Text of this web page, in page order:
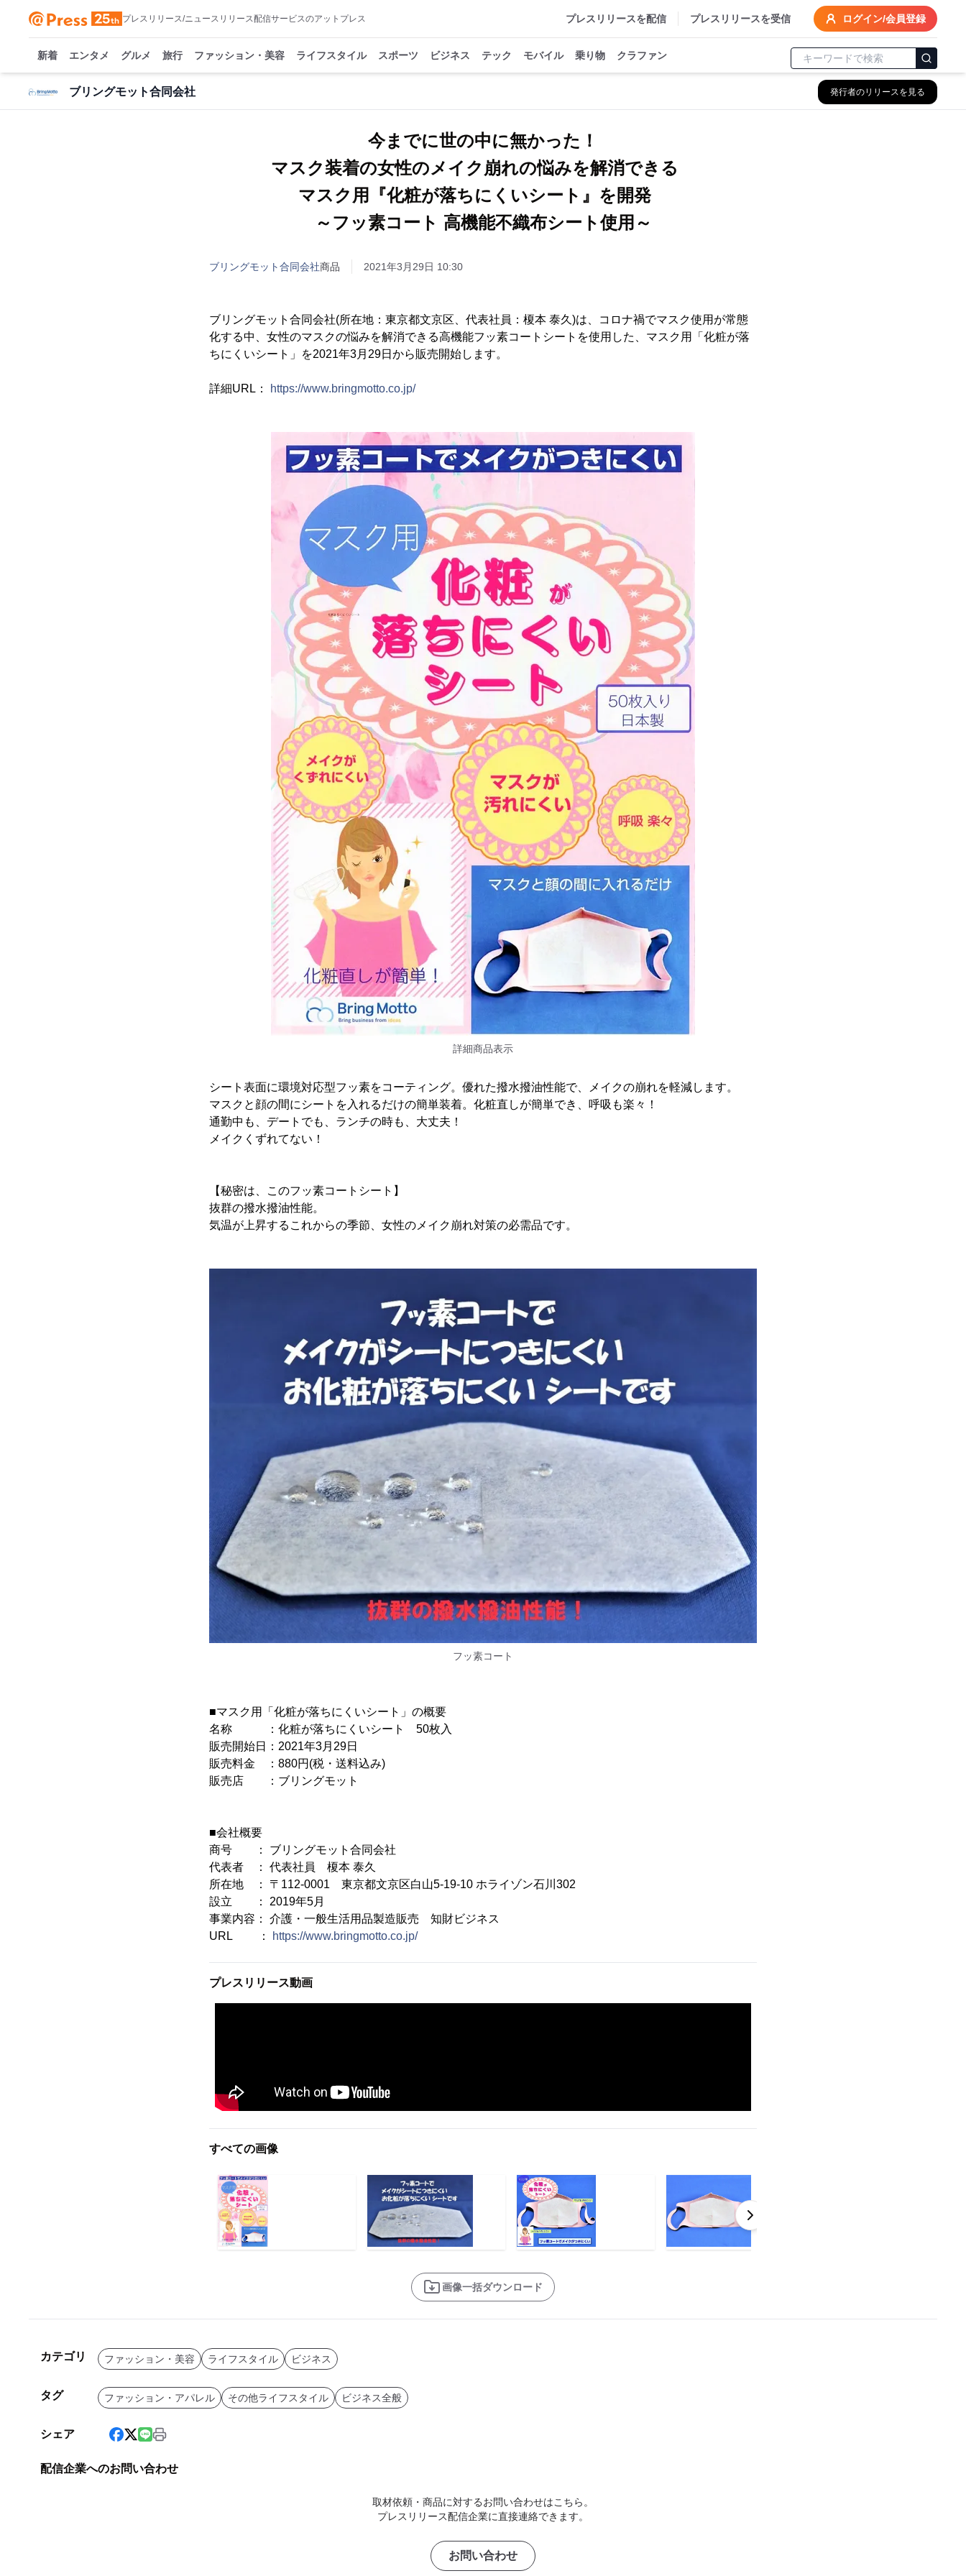
プレスリリース/ニュースリリース配信サービスのアットプレス プレスリリースを配信 プレスリリースを受信 ログイン/会員登録
新着 エンタメ グルメ 旅行 ファッション・美容 ライフスタイル スポーツ ビジネス テック モバイル 乗り物 クラファン
ブリングモット合同会社 発行者のリリースを見る
今までに世の中に無かった！
マスク装着の女性のメイク崩れの悩みを解消できる
マスク用『化粧が落ちにくいシート』を開発
～フッ素コート 高機能不織布シート使用～
ブリングモット合同会社商品 2021年3月29日 10:30
ブリングモット合同会社(所在地：東京都文京区、代表社員：榎本 泰久)は、コロナ禍でマスク使用が常態
化する中、女性のマスクの悩みを解消できる高機能フッ素コートシートを使用した、マスク用「化粧が落
ちにくいシート」を2021年3月29日から販売開始します。
詳細URL： https://www.bringmotto.co.jp/
詳細商品表示
シート表面に環境対応型フッ素をコーティング。優れた撥水撥油性能で、メイクの崩れを軽減します。
マスクと顔の間にシートを入れるだけの簡単装着。化粧直しが簡単でき、呼吸も楽々！
通勤中も、デートでも、ランチの時も、大丈夫！
メイクくずれてない！
【秘密は、このフッ素コートシート】
抜群の撥水撥油性能。
気温が上昇するこれからの季節、女性のメイク崩れ対策の必需品です。
フッ素コート
■マスク用「化粧が落ちにくいシート」の概要
名称 ：化粧が落ちにくいシート 50枚入
販売開始日：2021年3月29日
販売料金 ：880円(税・送料込み)
販売店 ：ブリングモット
■会社概要
商号 ： ブリングモット合同会社
代表者 ： 代表社員 榎本 泰久
所在地 ： 〒112-0001 東京都文京区白山5-19-10 ホライゾン石川302
設立 ： 2019年5月
事業内容： 介護・一般生活用品製造販売 知財ビジネス
URL ：
https://www.bringmotto.co.jp/
プレスリリース動画
すべての画像
画像一括ダウンロード
カテゴリ ファッション・美容 ライフスタイル ビジネス
タグ ファッション・アパレル その他ライフスタイル ビジネス全般
シェア
配信企業へのお問い合わせ
取材依頼・商品に対するお問い合わせはこちら。
プレスリリース配信企業に直接連絡できます。
お問い合わせ